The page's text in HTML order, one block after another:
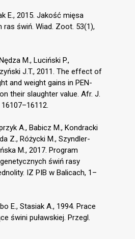
E., 2015. Jakość mięsa
świń. Wiad. Zoot. 53(1),
M., Luciński P.,
J.T., 2011. The effect of
and weight gains in PEN-
their slaughter value. Afr. J.
A., Babicz M., Kondracki
Z., Różycki M., Szyndler-
M., 2017. Program
świń rasy
IZ PIB w Balicach, 1–
E., Stasiak A., 1994. Prace
świni puławskiej. Przegl.